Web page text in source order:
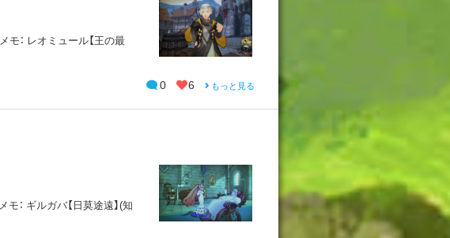
： レオミュール【王の最
0 6 もっと見る
： ギルガバ【日莫途遠】(知